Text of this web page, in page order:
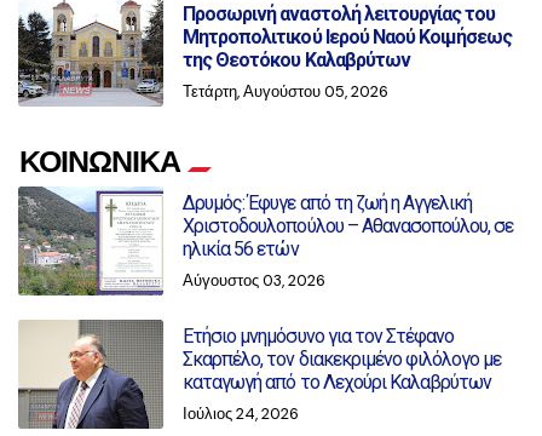
Προσωρινή αναστολή λειτουργίας του
Μητροπολιτικού Ιερού Ναού Κοιμήσεως
της Θεοτόκου Καλαβρύτων
Τετάρτη, Αυγούστου 05, 2026
ΚΟΙΝΩΝΙΚΑ
Δρυμός: Έφυγε από τη ζωή η Αγγελική
Χριστοδουλοπούλου – Αθανασοπούλου, σε
ηλικία 56 ετών
Αύγουστος 03, 2026
Ετήσιο μνημόσυνο για τον Στέφανο
Σκαρπέλο, τον διακεκριμένο φιλόλογο με
καταγωγή από το Λεχούρι Καλαβρύτων
Ιούλιος 24, 2026